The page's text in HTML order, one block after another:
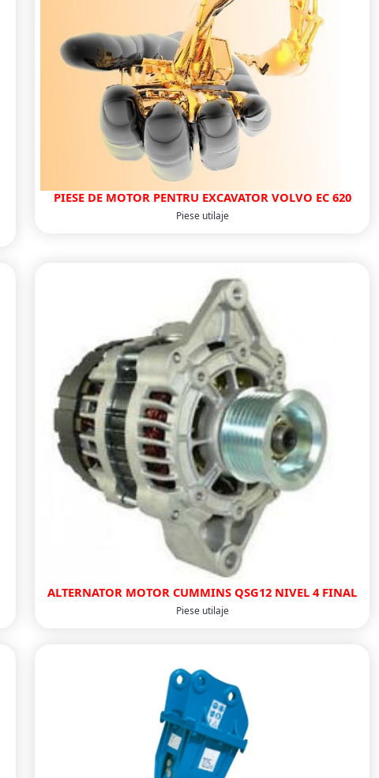
PIESE DE MOTOR PENTRU EXCAVATOR VOLVO EC 620
Piese utilaje
ALTERNATOR MOTOR CUMMINS QSG12 NIVEL 4 FINAL
Piese utilaje